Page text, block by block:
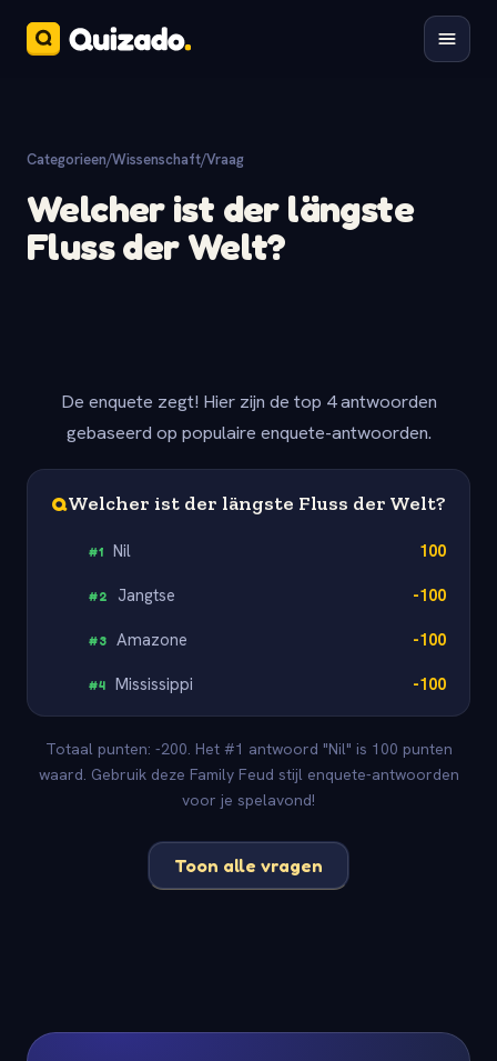
Categorieen/Wissenschaft/Vraag
Welcher ist der längste
Fluss der Welt?
De enquete zegt! Hier zijn de top 4 antwoorden
gebaseerd op populaire enquete-antwoorden.
QWelcher ist der längste Fluss der Welt?
#1 Nil 100
#2 Jangtse -100
#3 Amazone -100
#4 Mississippi -100
Totaal punten: -200. Het #1 antwoord "Nil" is 100 punten
waard. Gebruik deze Family Feud stijl enquete-antwoorden
voor je spelavond!
Toon alle vragen